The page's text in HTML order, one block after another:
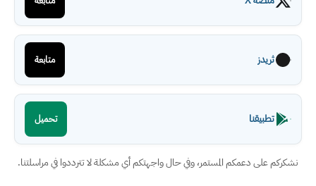
ثريدز متابعة
تطبيقنا تحميل
نشكركم على دعمكم المستمر، وفي حال واجهتكم أي مشكلة لا تترددوا في مراسلتنا.